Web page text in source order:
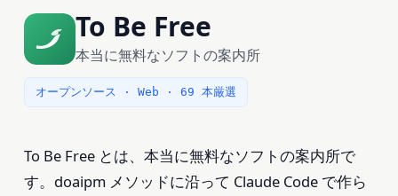
To Be Free
本当に無料なソフトの案内所
オープンソース · Web · 69 本厳選
To Be Free とは、本当に無料なソフトの案内所で
す。doaipm メソッドに沿って Claude Code で作ら